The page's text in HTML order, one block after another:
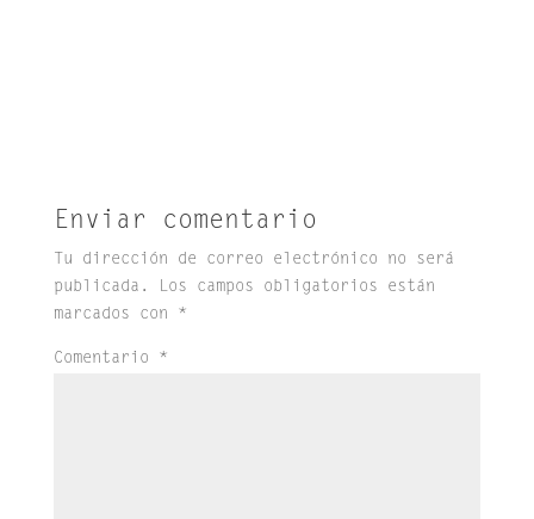
Enviar comentario
Tu dirección de correo electrónico no será
publicada.
Los campos obligatorios están
marcados con *
Comentario *